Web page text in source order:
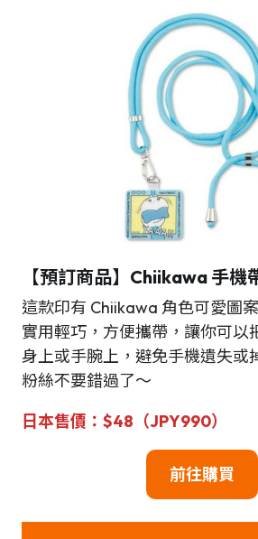
【預訂商品】Chiikawa 手機
這款印有 Chiikawa 角色可愛圖
實用輕巧，方便攜帶，讓你可以
身上或手腕上，避免手機遺失或
粉絲不要錯過了～
日本售價： $48（JPY990）
前往購買